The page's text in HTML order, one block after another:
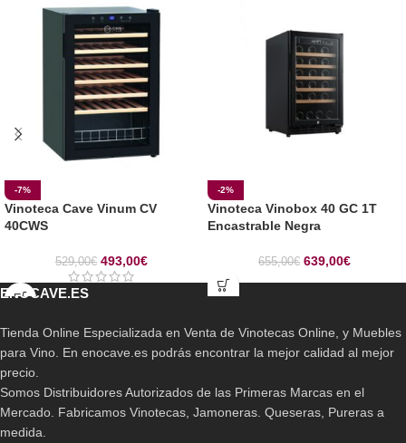
-7%
Vinoteca Cave Vinum CV
40CWS
529,00€ 493,00€
-2%
Vinoteca Vinobox 40 GC 1T
Encastrable Negra
655,00€ 639,00€
ENOCAVE.ES
Tienda Online Especializada en Venta de Vinotecas Online, y Muebles
para Vino. En enocave.es podrás encontrar la mejor calidad al mejor
precio.
Somos Distribuidores Autorizados de las Primeras Marcas en el
Mercado. Fabricamos Vinotecas, Jamoneras. Queseras, Pureras a
medida.